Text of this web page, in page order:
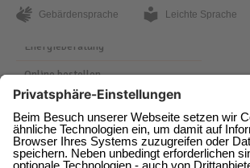
Gebärden­sprache Leichte Sprache
Energieberatung
Online bestellen
Verbraucherservice
Downloads
Störungsmeldungen